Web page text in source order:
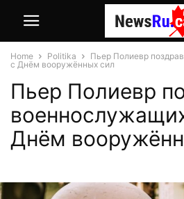
Home Politika
Пьер Полиевр
с Днём вооружённых сил
Пьер Полиевр
Днём